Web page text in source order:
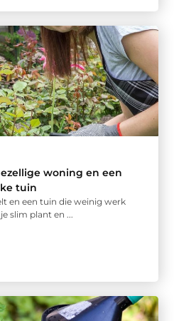
woning en een
tuin
en een tuin die weinig werk
slim plant en ...